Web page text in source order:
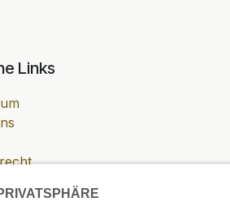
Links